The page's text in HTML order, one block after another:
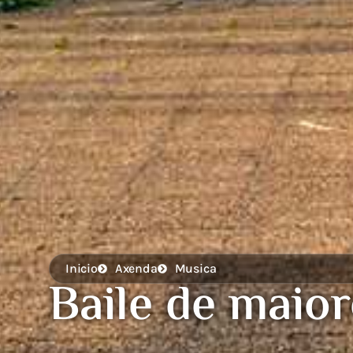
Inicio Axenda Musica
Baile de